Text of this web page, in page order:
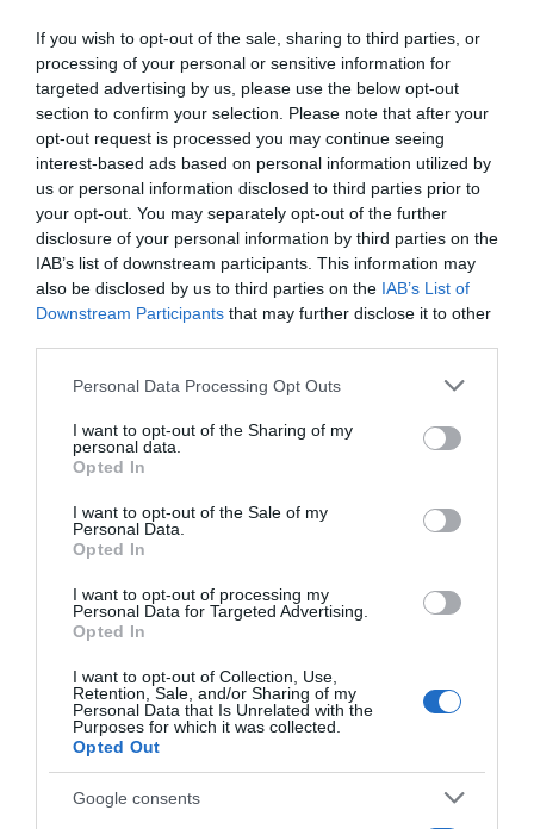
If you wish to opt-out of the sale, sharing to third parties, or
processing of your personal or sensitive information for
targeted advertising by us, please use the below opt-out
section to confirm your selection. Please note that after your
opt-out request is processed you may continue seeing
interest-based ads based on personal information utilized by
us or personal information disclosed to third parties prior to
your opt-out. You may separately opt-out of the further
disclosure of your personal information by third parties on the
IAB’s list of downstream participants. This information may
also be disclosed by us to third parties on the IAB’s List of
Downstream Participants that may further disclose it to other
Please note that this website/app uses one or more Google
not limited to your visit or usage behaviour. You may click to
grant or deny consent to Google and its third-party tags to
use your data for below specified purposes in below Google
consent section.
Personal Data Processing Opt Outs
I want to opt-out of the Sharing of my
personal data.
Opted In
I want to opt-out of the Sale of my
Personal Data.
Opted In
I want to opt-out of processing my
Personal Data for Targeted Advertising.
Opted In
I want to opt-out of Collection, Use,
Retention, Sale, and/or Sharing of my
Personal Data that Is Unrelated with the
Purposes for which it was collected.
Opted Out
Google consents
ΔΙΕΘΝΗ